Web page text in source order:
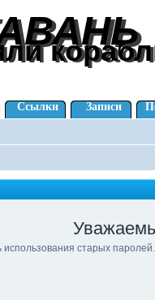
Ссылки Записи
старых